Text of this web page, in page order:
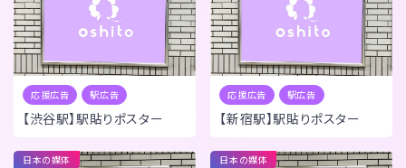
応援広告 駅広告
【渋谷駅】駅貼りポスター
応援広告 駅広告
【新宿駅】駅貼りポスター
日本の媒体 日本の媒体